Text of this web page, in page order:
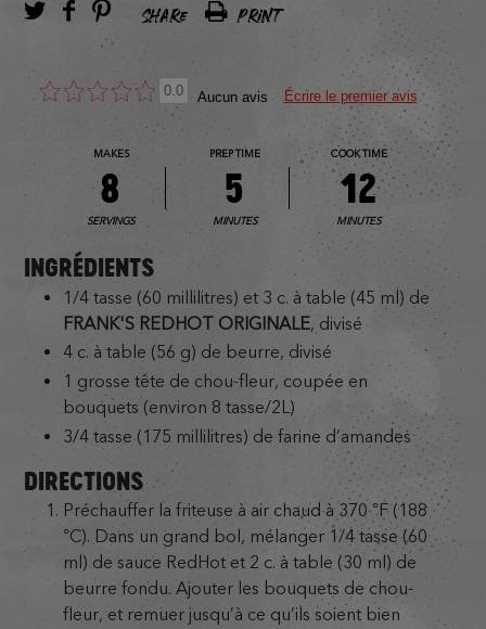
SHARE PRINT
0.0 Aucun avis Écrire le premier avis
MAKES
8
SERVINGS
PREP TIME
5
MINUTES
COOK TIME
12
MINUTES
INGRÉDIENTS
1/4 tasse (60 millilitres) et 3 c. à table (45 ml) de
FRANK'S REDHOT ORIGINALE, divisé
4 c. à table (56 g) de beurre, divisé
1 grosse tête de chou-fleur, coupée en
bouquets (environ 8 tasse/2L)
3/4 tasse (175 millilitres) de farine d’amandes
DIRECTIONS
Préchauffer la friteuse à air chaud à 370 °F (188
°C). Dans un grand bol, mélanger 1/4 tasse (60
ml) de sauce RedHot et 2 c. à table (30 ml) de
beurre fondu. Ajouter les bouquets de chou-
fleur, et remuer jusqu’à ce qu’ils soient bien